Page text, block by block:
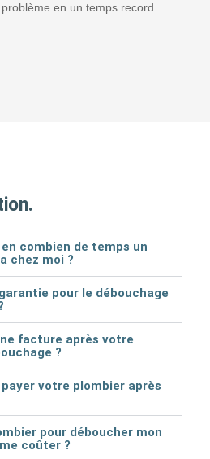
en un temps record.
combien de temps un
chez moi ?
pour le débouchage
facture après votre
?
votre plombier après
pour déboucher mon
coûter ?